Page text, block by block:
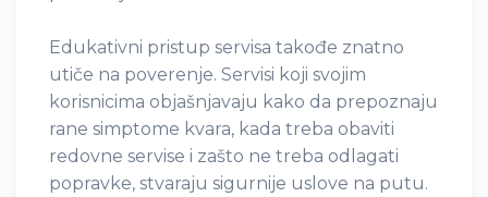
Edukativni pristup servisa takođe znatno
utiče na poverenje. Servisi koji svojim
korisnicima objašnjavaju kako da prepoznaju
rane simptome kvara, kada treba obaviti
redovne servise i zašto ne treba odlagati
popravke, stvaraju sigurnije uslove na putu.